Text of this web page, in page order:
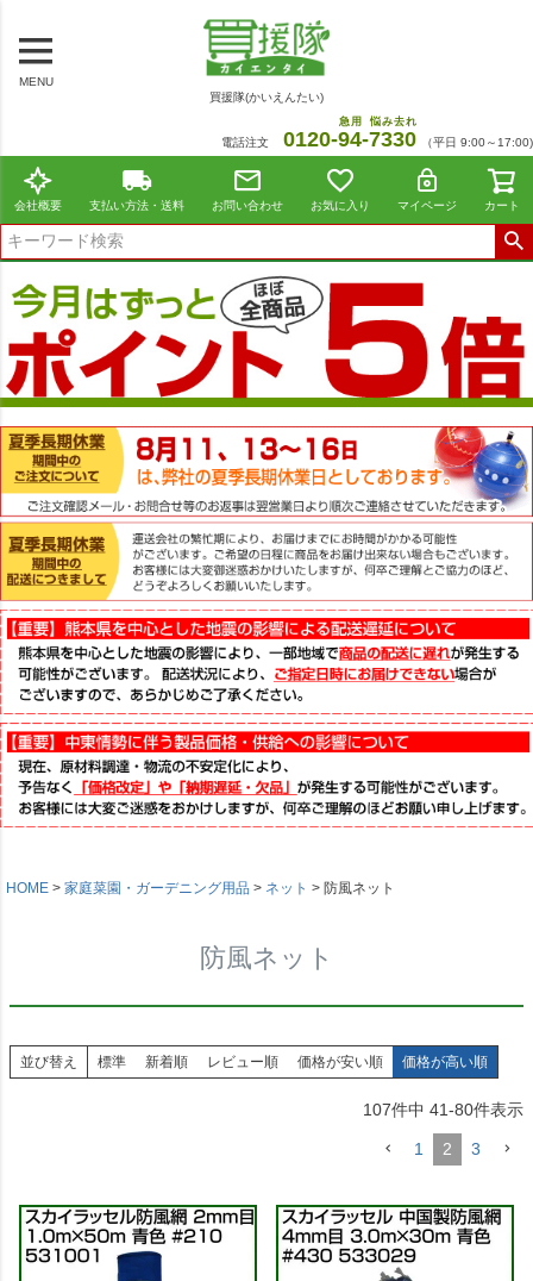
MENU
買援隊(かいえんたい)
電話注文 0120-94
急用
-7330
悩み去れ
（平日 9:00～17:00)
会社概要 支払い方法・送料 お問い合わせ お気に入り マイページ カート
HOME 家庭菜園・ガーデニング用品 ネット 防風ネット
防風ネット
並び替え 標準 新着順 レビュー順 価格が安い順 価格が高い順
107件中 41-80件表示
1 2 3